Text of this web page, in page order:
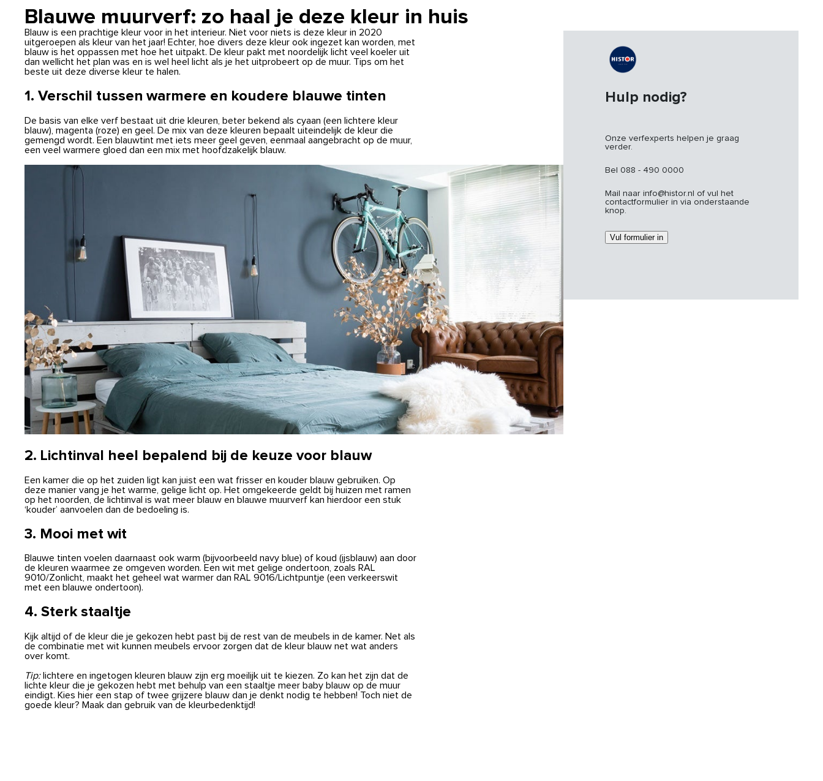
Blauwe muurverf: zo haal je deze kleur in huis
Blauw is een prachtige kleur voor in het interieur. Niet voor niets is deze kleur in 2020
uitgeroepen als kleur van het jaar! Echter, hoe divers deze kleur ook ingezet kan worden, met
blauw is het oppassen met hoe het uitpakt. De kleur pakt met noordelijk licht veel koeler uit
dan wellicht het plan was en is wel heel licht als je het uitprobeert op de muur. Tips om het
beste uit deze diverse kleur te halen.
1. Verschil tussen warmere en koudere blauwe tinten
De basis van elke verf bestaat uit drie kleuren, beter bekend als cyaan (een lichtere kleur
blauw), magenta (roze) en geel. De mix van deze kleuren bepaalt uiteindelijk de kleur die
gemengd wordt. Een blauwtint met iets meer geel geven, eenmaal aangebracht op de muur,
een veel warmere gloed dan een mix met hoofdzakelijk blauw.
2. Lichtinval heel bepalend bij de keuze voor blauw
Een kamer die op het zuiden ligt kan juist een wat frisser en kouder blauw gebruiken. Op
deze manier vang je het warme, gelige licht op. Het omgekeerde geldt bij huizen met ramen
op het noorden, de lichtinval is wat meer blauw en blauwe muurverf kan hierdoor een stuk
‘kouder’ aanvoelen dan de bedoeling is.
3. Mooi met wit
Blauwe tinten voelen daarnaast ook warm (bijvoorbeeld navy blue) of koud (ijsblauw) aan door
de kleuren waarmee ze omgeven worden. Een wit met gelige ondertoon, zoals RAL
9010/Zonlicht, maakt het geheel wat warmer dan RAL 9016/Lichtpuntje (een verkeerswit
met een blauwe ondertoon).
4. Sterk staaltje
Kijk altijd of de kleur die je gekozen hebt past bij de rest van de meubels in de kamer. Net als
de combinatie met wit kunnen meubels ervoor zorgen dat de kleur blauw net wat anders
over komt.
Tip:lichtere en ingetogen kleuren blauw zijn erg moeilijk uit te kiezen. Zo kan het zijn dat de
lichte kleur die je gekozen hebt met behulp van een staaltje meer baby blauw op de muur
eindigt. Kies hier een stap of twee grijzere blauw dan je denkt nodig te hebben! Toch niet de
goede kleur? Maak dan gebruik van de kleurbedenktijd!
Hulp nodig?
Onze verfexperts helpen je graag
verder.
Bel 088 - 490 0000
Mail naar info@histor.nl of vul het
contactformulier in via onderstaande
knop.
Vul formulier in